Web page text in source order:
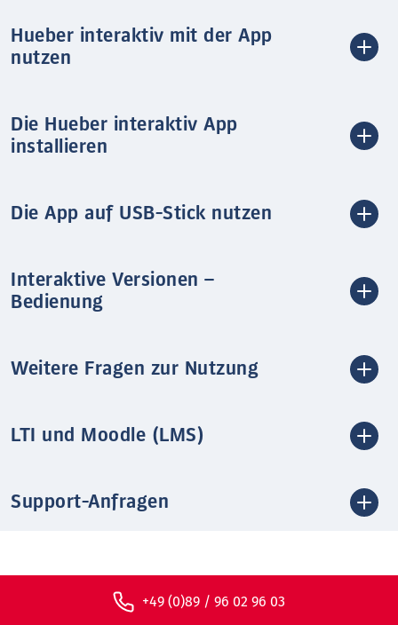
Hueber interaktiv mit der App
nutzen
Die Hueber interaktiv App
installieren
Die App auf USB-Stick nutzen
Interaktive Versionen –
Bedienung
Weitere Fragen zur Nutzung
LTI und Moodle (LMS)
Support-Anfragen
+49 (0)89 / 96 02 96 03